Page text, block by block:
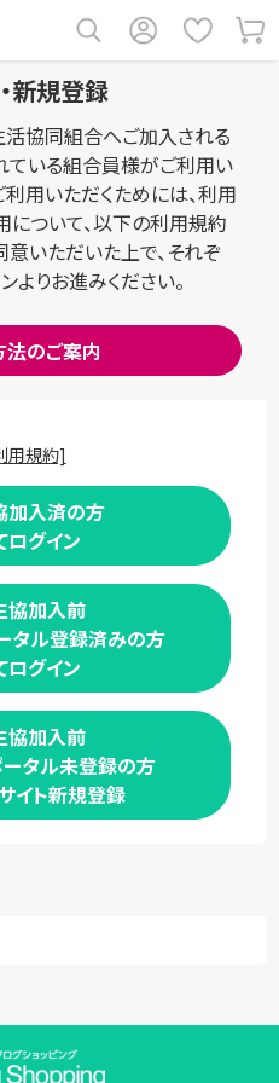
新規登録
活協同組合へご加入される
ている組合員様がご利用い
用いただくためには、利用
について、以下の利用規約
いただいた上で、それぞ
りお進みください。
法のご案内
用規約]
加入済の方
ログイン
協加入前
タル登録済みの方
ログイン
協加入前
タル未登録の方
イト新規登録